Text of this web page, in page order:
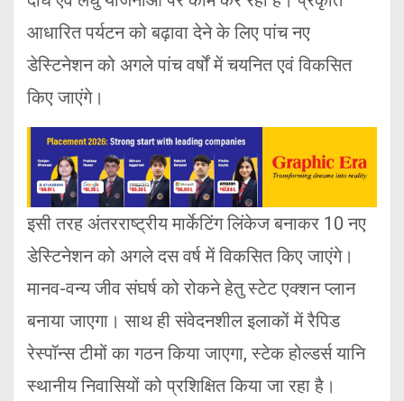
आधारित पर्यटन को बढ़ावा देने के लिए पांच नए
डेस्टिनेशन को अगले पांच वर्षों में चयनित एवं विकसित
किए जाएंगे।
इसी तरह अंतरराष्ट्रीय मार्केटिंग लिंकेज बनाकर 10 नए
डेस्टिनेशन को अगले दस वर्ष में विकसित किए जाएंगे।
मानव-वन्य जीव संघर्ष को रोकने हेतु स्टेट एक्शन प्लान
बनाया जाएगा। साथ ही संवेदनशील इलाकों में रैपिड
रेस्पॉन्स टीमों का गठन किया जाएगा, स्टेक होल्डर्स यानि
स्थानीय निवासियों को प्रशिक्षित किया जा रहा है।